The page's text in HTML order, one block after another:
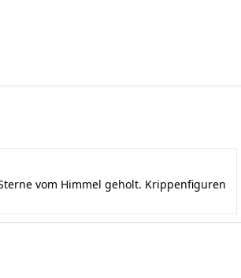
vom Himmel geholt. Krippenfiguren